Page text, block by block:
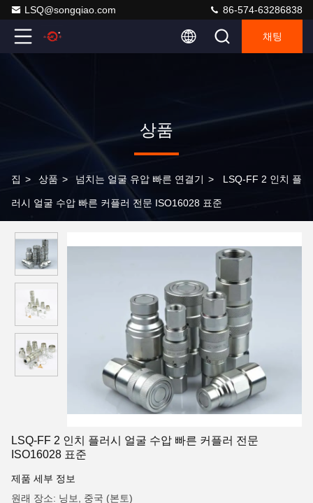
LSQ@songqiao.com 86-574-63286838
채팅
상품
집 > 상품 > 넘치는 얼굴 유압 빠른 연결기 > LSQ-FF 2 인치 플
러시 얼굴 수압 빠른 커플러 전문 ISO16028 표준
LSQ-FF 2 인치 플러시 얼굴 수압 빠른 커플러 전문
ISO16028 표준
제품 세부 정보
원래 장소: 닝보, 중국 (본토)